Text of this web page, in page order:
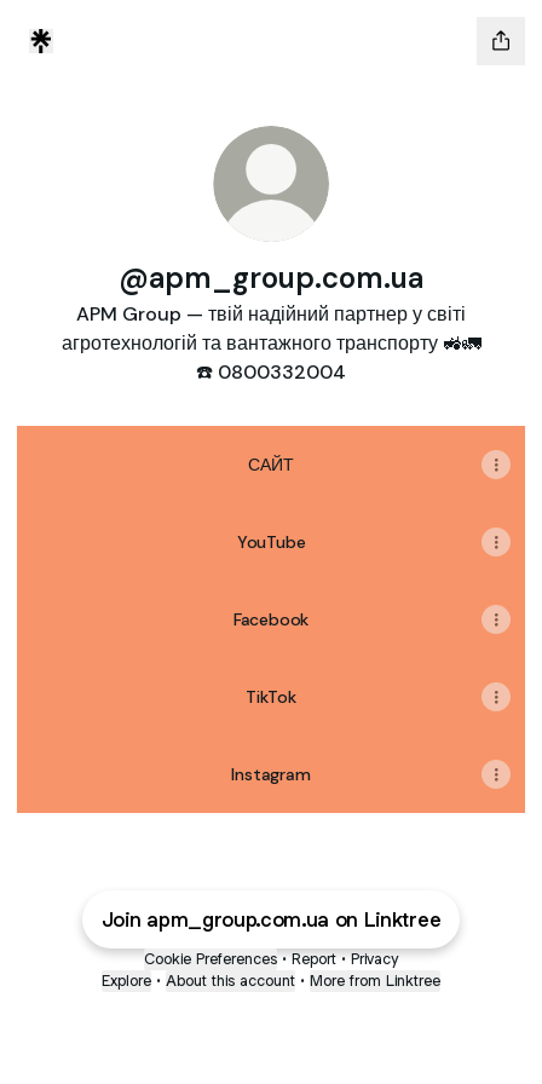
@apm_group.com.ua
APM Group — твій надійний партнер у світі
агротехнологій та вантажного транспорту 🚜🚛
☎️ 0800332004
САЙТ
YouTube
Facebook
TikTok
Instagram
Join apm_group.com.ua on Linktree
Cookie Preferences • Report • Privacy
Explore • About this account • More from Linktree